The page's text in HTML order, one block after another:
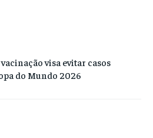
visa evitar casos
do Mundo 2026